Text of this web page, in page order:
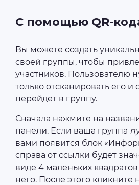
С помощью QR-
Вы можете создать
своей группы, чтобы
участников. Пользователю
только отсканировать его и
перейдет в группу.
Сначала нажмите на
панели. Если ваша группа
вами появится блок
справа от ссылки будет
виде 4 маленьких
него. После этого кликните